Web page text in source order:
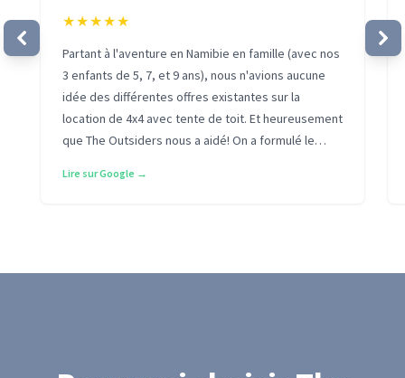
★★★★★
Partant à l'aventure en Namibie en famille (avec nos
3 enfants de 5, 7, et 9 ans), nous n'avions aucune
idée des différentes offres existantes sur la
location de 4x4 avec tente de toit. Et heureusement
que The Outsiders nous a aidé! On a formulé le
devis qui répondaient à notre besoin. Tous très
bravo à l'équipe et je recommande évidement à
Lire sur Google →